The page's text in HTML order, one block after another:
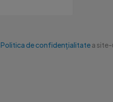
Politica de confidențialitatea